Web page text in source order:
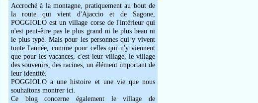
Accroché à la montagne, pratiquement au bout de
la route qui vient d'Ajaccio et de Sagone,
POGGIOLO est un village corse de l'intérieur qui
n'est peut-être pas le plus grand ni le plus beau ni
le plus typé. Mais pour les personnes qui y vivent
toute l'année, comme pour celles qui n'y viennent
que pour les vacances, c'est leur village, le village
des souvenirs, des racines, un élément important de
leur identité.
POGGIOLO a une histoire et une vie que nous
souhaitons montrer ici.
Ce blog concerne également le village de